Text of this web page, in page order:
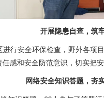
开展隐患自查，筑
行安全环保检查，野外各项
感和安全防范意识，切实把安
网络安全知识答题，夯